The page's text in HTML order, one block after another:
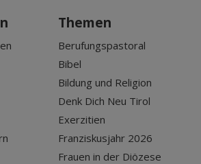
Themen
Berufungspastoral
Bibel
Bildung und Religion
Denk Dich Neu Tirol
Exerzitien
Franziskusjahr 2026
Frauen in der Diözese